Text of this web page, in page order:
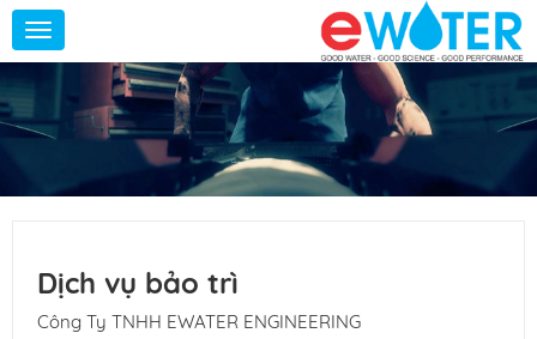
Toggle
navigation
Dịch vụ bảo trì
Công Ty TNHH EWATER ENGINEERING